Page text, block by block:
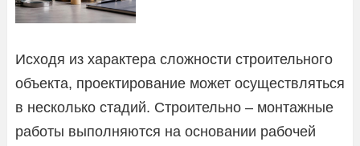
Исходя из характера сложности строительного
объекта, проектирование может осуществляться
в несколько стадий. Строительно – монтажные
работы выполняются на основании рабочей